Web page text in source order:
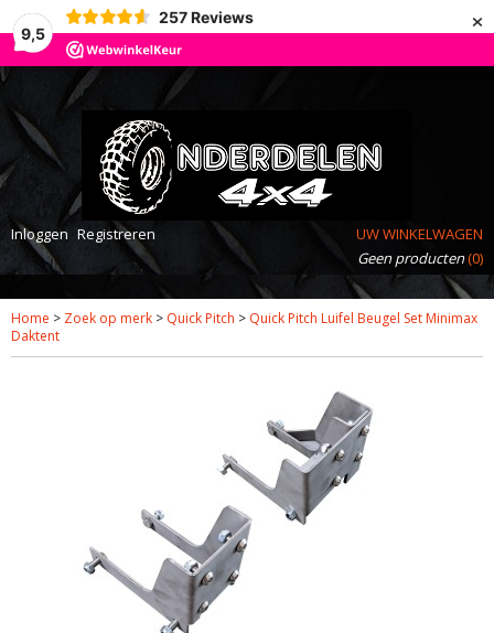
9,5
257 Reviews ×
Inloggen Registreren
UW WINKELWAGEN
Geen producten(0)
Home > Zoek op merk > Quick Pitch > Quick Pitch Luifel Beugel Set Minimax
Daktent